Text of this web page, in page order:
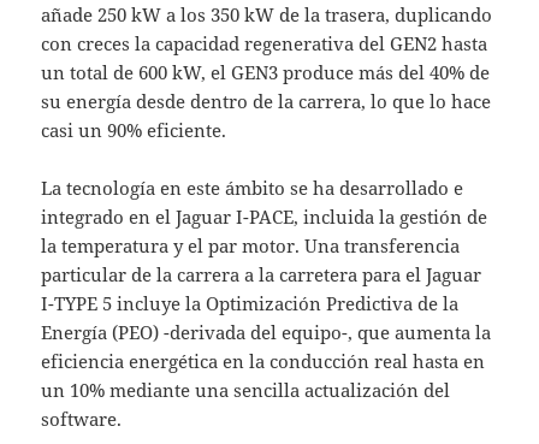
añade 250 kW a los 350 kW de la trasera, duplicando
con creces la capacidad regenerativa del GEN2 hasta
un total de 600 kW, el GEN3 produce más del 40% de
su energía desde dentro de la carrera, lo que lo hace
casi un 90% eficiente.
La tecnología en este ámbito se ha desarrollado e
integrado en el Jaguar I-PACE, incluida la gestión de
la temperatura y el par motor. Una transferencia
particular de la carrera a la carretera para el Jaguar
I-TYPE 5 incluye la Optimización Predictiva de la
Energía (PEO) -derivada del equipo-, que aumenta la
eficiencia energética en la conducción real hasta en
un 10% mediante una sencilla actualización del
software.